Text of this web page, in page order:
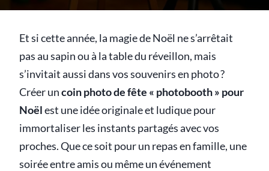
Et si cette année, la magie de Noël ne s’arrêtait
pas au sapin ou à la table du réveillon, mais
s’invitait aussi dans vos souvenirs en photo ?
Créer uncoin photo de fête « photobooth » pour
Noëlest une idée originale et ludique pour
immortaliser les instants partagés avec vos
proches. Que ce soit pour un repas en famille, une
soirée entre amis ou même un événement